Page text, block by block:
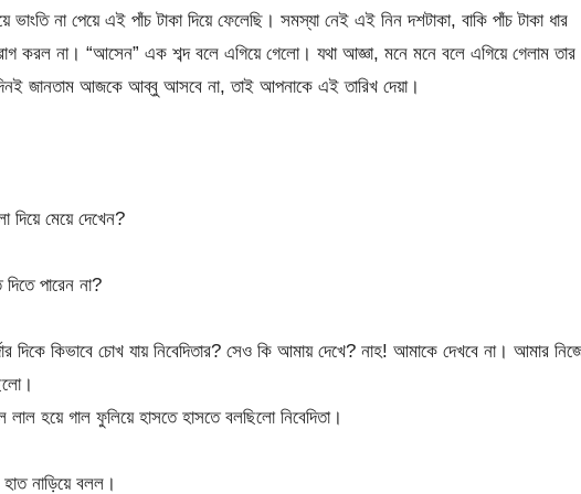
না পেয়ে এই পাঁচ টাকা দিয়ে ফেলেছি। সমস্যা নেই এই নিন দশটাকা, বাকি পাঁচ টাকা ধার
করল না। “আসেন” এক শব্দ বলে এগিয়ে গেলো। যথা আজ্ঞা, মনে মনে বলে এগিয়ে গেলাম তার
জানতাম আজকে আব্বু আসবে না, তাই আপনাকে এই তারিখ দেয়া।
মেয়ে দেখেন?
দিতে পারেন না?
দিকে কিভাবে চোখ যায় নিবেদিতার? সেও কি আমায় দেখে? নাহ! আমাকে দেখবে না। আমার
হয়ে গাল ফুলিয়ে হাসতে হাসতে বলছিলো নিবেদিতা।
নাড়িয়ে বলল।